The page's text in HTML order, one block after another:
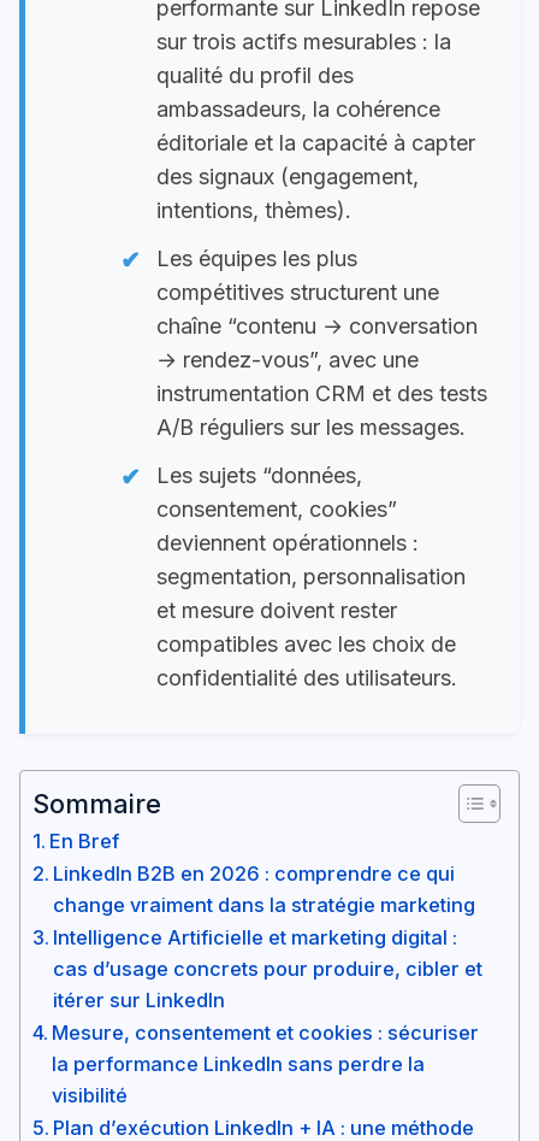
performante sur LinkedIn repose
sur trois actifs mesurables : la
qualité du profil des
ambassadeurs, la cohérence
éditoriale et la capacité à capter
des signaux (engagement,
intentions, thèmes).
Les équipes les plus
compétitives structurent une
chaîne “contenu → conversation
→ rendez-vous”, avec une
instrumentation CRM et des tests
A/B réguliers sur les messages.
Les sujets “données,
consentement, cookies”
deviennent opérationnels :
segmentation, personnalisation
et mesure doivent rester
compatibles avec les choix de
confidentialité des utilisateurs.
Sommaire
En Bref
LinkedIn B2B en 2026 : comprendre ce qui
change vraiment dans la stratégie marketing
Intelligence Artificielle et marketing digital :
cas d’usage concrets pour produire, cibler et
itérer sur LinkedIn
Mesure, consentement et cookies : sécuriser
la performance LinkedIn sans perdre la
visibilité
Plan d’exécution LinkedIn + IA : une méthode